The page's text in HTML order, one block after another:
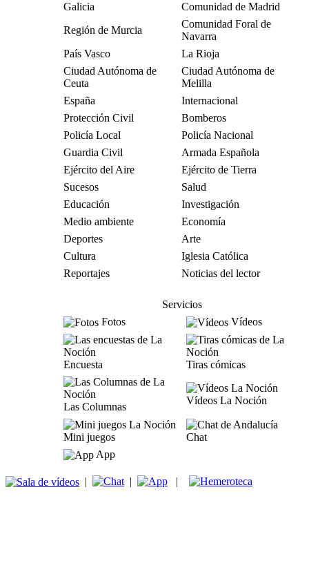
Galicia
Comunidad de Madrid
Región de Murcia
Comunidad Foral de
Navarra
País Vasco
La Rioja
Ciudad Autónoma de
Ceuta
Ciudad Autónoma de
Melilla
España
Internacional
Protección Civil
Bomberos
Policía Local
Policía Nacional
Guardia Civil
Armada Española
Ejército del Aire
Ejército de Tierra
Sucesos
Salud
Educación
Investigación
Medio ambiente
Economía
Deportes
Arte
Cultura
Iglesia Católica
Reportajes
Noticias del lector
Servicios
Fotos
Vídeos
Encuesta Tiras cómicas
Las Columnas
Vídeos La Noción
Mini juegos
Chat
App
| | |